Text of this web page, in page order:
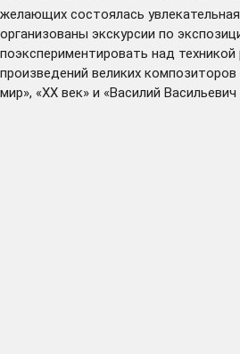
желающих состоялась
организованы экскурсии по
поэкспериментировать над
произведений великих
мир», «ХХ век» и «Василий Васильевич